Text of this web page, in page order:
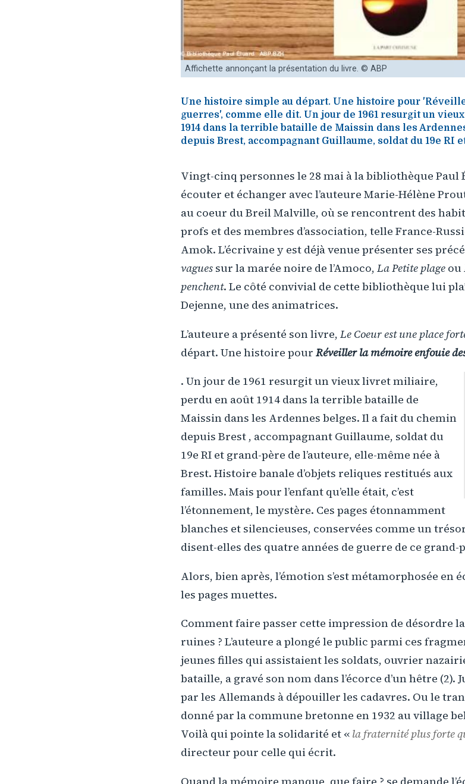
Affichette annonçant la présentation du livre. © ABP
Une histoire simple au départ. Une histoire pour
guerres', comme elle dit. Un jour de 1961 resurgit un
1914 dans la terrible bataille de Maissin dans les
depuis Brest, accompagnant Guillaume, soldat du 19e RI
Vingt-cinq personnes le 28 mai à la bibliothèque
écouter et échanger avec l’auteure Marie-Hélène
au coeur du Breil Malville, où se rencontrent des
profs et des membres d’association, telle France-
Amok. L’écrivaine y est déjà venue présenter ses
vagues sur la marée noire de l’Amoco, La Petite plage ou
penchent. Le côté convivial de cette bibliothèque lui
Dejenne, une des animatrices.
L’auteure a présenté son livre, Le Coeur est une place
départ. Une histoire pour Réveiller la mémoire enfouie
. Un jour de 1961 resurgit un vieux livret miliaire,
perdu en août 1914 dans la terrible bataille de
Maissin dans les Ardennes belges. Il a fait du chemin
depuis Brest , accompagnant Guillaume, soldat du
19e RI et grand-père de l’auteure, elle-même née à
Brest. Histoire banale d’objets reliques restitués aux
familles. Mais pour l’enfant qu’elle était, c’est
l’étonnement, le mystère. Ces pages étonnamment
blanches et silencieuses, conservées comme un
disent-elles des quatre années de guerre de ce grand-
Alors, bien après, l’émotion s’est métamorphosée
les pages muettes.
Comment faire passer cette impression de désordre
ruines ? L’auteure a plongé le public parmi ces
jeunes filles qui assistaient les soldats, ouvrier
bataille, a gravé son nom dans l’écorce d’un hêtre (2).
par les Allemands à dépouiller les cadavres. Ou le
donné par la commune bretonne en 1932 au village
Voilà qui pointe la solidarité et « la fraternité plus forte
directeur pour celle qui écrit.